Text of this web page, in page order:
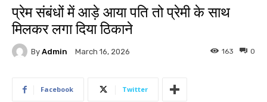
प्रेम संबंधों में आड़े आया पति तो प्रेमी के साथ
मिलकर लगा दिया ठिकाने
By Admin March 16, 2026 0
163
Facebook Twitter